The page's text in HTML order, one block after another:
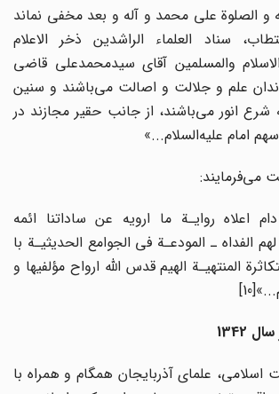
و الصلوﺓ علی محمد و آله و بعد مخفی نماند
سناد العلماء الراشدین ذخر الاعلام
والمسلمین آقای سیدمحمدعلی قاضی
علم و جلالت و اصالت می‌باشند و سنین
انور می‌باشند، از جانب حقیر مجازند در
امام علیه‌السلام...»
می‌فرمایند:
روایـﺔ ما ارویه عن ساداتنا ائمه
الفداه ـ المودعـﺔ فی الجوامع الحدیثیـﺔ با
المنتهیـﺔ الهیم قدس الله ارواح مؤلفیها و
[10]
علمای آذربایجان همگام و همراه با